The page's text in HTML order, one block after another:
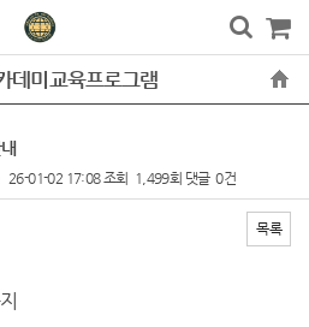
데미교육프로그램
26-01-02 17:08조회 1,499회 댓글 0건
목록